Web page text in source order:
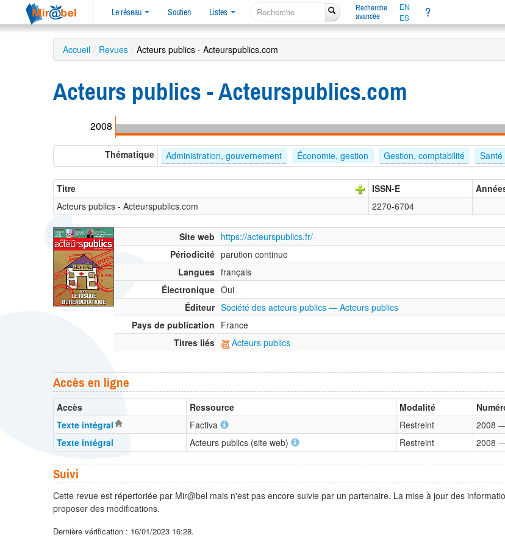
Le réseau Soutien Listes
Recherche
avancée
EN
ES
?
Accueil / Revues / Acteurs publics - Acteurspublics.com
Acteurs publics - Acteurspublics.com
2008
Thématique Administration, gouvernement Économie, gestion Gestion, comptabilité
Titre ISSN-E
Acteurs publics - Acteurspublics.com
2270-6704
Site web https://acteurspublics.fr/
Périodicité parution continue
Langues français
Électronique Oui
Éditeur Société des acteurs publics — Acteurs publics
Pays de publication France
Titres liés
Acteurs publics
Accès en ligne
Accès Ressource Modalité
Texte intégral
Factiva Restreint
2008
Texte intégral
Acteurs publics (site web) Restreint 2008
Suivi
Cette revue est répertoriée par Mir@bel mais n'est pas encore suivie par un partenaire. La mise à jour des
proposer des modifications.
Dernière vérification : 16/01/2023 16:28.